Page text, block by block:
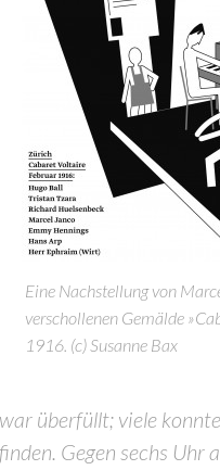
Eine Nachstellung von
verschollenen Gemälde
1916. (c) Susanne Bax
überfüllt; viele
Gegen sechs Uhr